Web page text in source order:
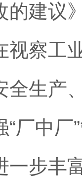
的建
视察工
全生产
“厂中
一步丰